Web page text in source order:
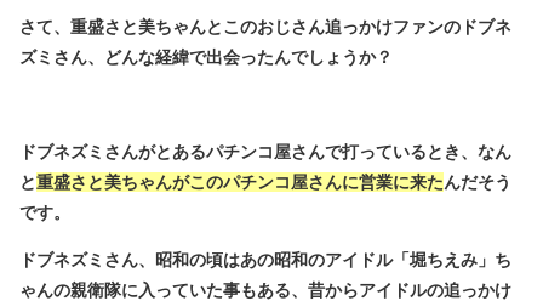
さて、重盛さと美ちゃんとこのおじさん追っかけファンのドブネ
ズミさん、どんな経緯で出会ったんでしょうか？
ドブネズミさんがとあるパチンコ屋さんで打っているとき、なん
と重盛さと美ちゃんがこのパチンコ屋さんに営業に来たんだそう
です。
ドブネズミさん、昭和の頃はあの昭和のアイドル「堀ちえみ」ち
ゃんの親衛隊に入っていた事もある、昔からアイドルの追っかけ